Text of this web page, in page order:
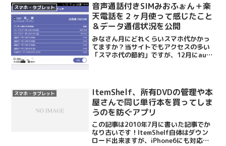
スマホ・タブレット
音声通話付きSIMみおふぉん＋楽
天電話を２ヶ月使って感じたこと
＆データ通信状況を公開
みなさん月にどれくらいスマホ代かかっ
てますか？当サイトでもアクセスの多い
「スマホ代の節約」ですが、12月にauか
ば良いなぁ。ち...
スマホ・タブレット
ItemShelf、所有DVDの管理や本
屋さんで同じ単行本を買ってしま
うのを防ぐアプリ
この記事は2010年7月に書いた記事でか
なり古いです！ItemShelf自体はダウン
ロード出来ますが、iPhone6にも対応出